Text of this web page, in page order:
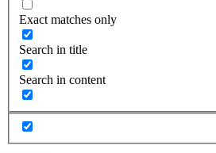
Exact matches only
Search in title
Search in content